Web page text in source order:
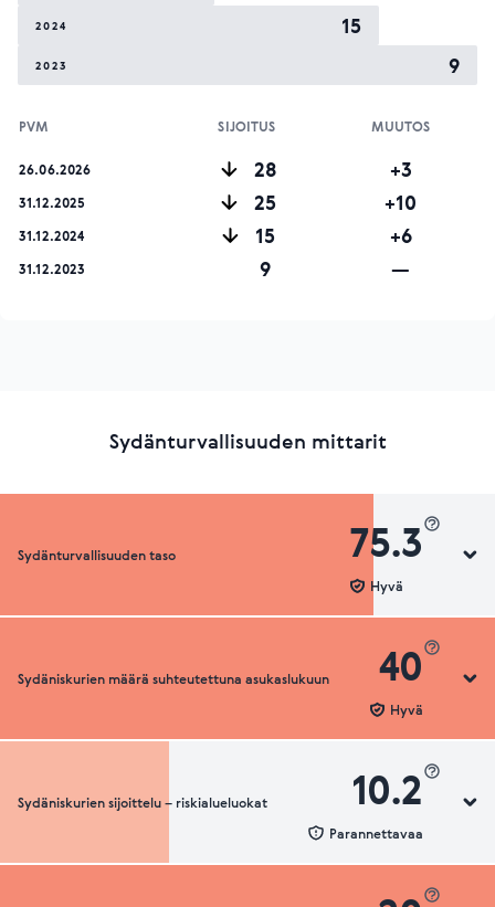
2024 15
2023 9
PVM SIJOITUS MUUTOS
26.06.2026 28 +3
31.12.2025 25 +10
31.12.2024 15 +6
31.12.2023 9 —
Sydänturvallisuuden mittarit
Sydänturvallisuuden taso 75.3
Hyvä
Sydänturvallisuuden luokka
Sydäniskurien määrä suhteutettuna asukaslukuun 40
Hyvä
Sydäniskurien määrä suhteutettuna asukaslukuun
Sydäniskurien sijoittelu – riskialueluokat 10.2
Parannettavaa